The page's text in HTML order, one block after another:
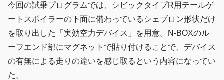
今回の試乗プログラムでは、シビックタイプR用テールゲ
ートスポイラーの下面に備わっているシェブロン形状だけ
を取り出した「実効空力デバイス」を用意。N-BOXのル
ーフエンド部にマグネットで貼り付けることで、デバイス
の有無による走りの違いを感じ取るという内容になってい
た。